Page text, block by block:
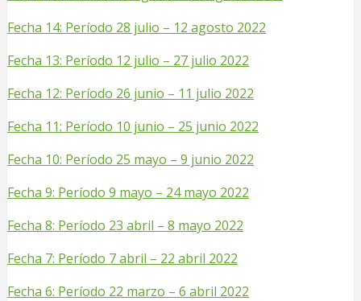
Fecha 14: Período 28 julio – 12 agosto 2022
Fecha 13: Período 12 julio – 27 julio 2022
Fecha 12: Período 26 junio – 11 julio 2022
Fecha 11: Período 10 junio – 25 junio 2022
Fecha 10: Período 25 mayo – 9 junio 2022
Fecha 9: Período 9 mayo – 24 mayo 2022
Fecha 8: Período 23 abril – 8 mayo 2022
Fecha 7: Período 7 abril – 22 abril 2022
Fecha 6: Período 22 marzo – 6 abril 2022